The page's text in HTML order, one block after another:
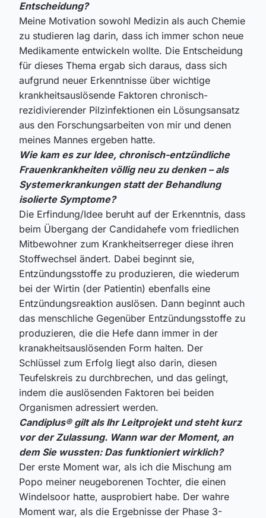
Entscheidung?
Meine Motivation sowohl Medizin als auch Chemie
zu studieren lag darin, dass ich immer schon neue
Medikamente entwickeln wollte. Die Entscheidung
für dieses Thema ergab sich daraus, dass sich
aufgrund neuer Erkenntnisse über wichtige
krankheitsauslösende Faktoren chronisch-
rezidivierender Pilzinfektionen ein Lösungsansatz
aus den Forschungsarbeiten von mir und denen
meines Mannes ergeben hatte.
Wie kam es zur Idee, chronisch-entzündliche
Frauenkrankheiten völlig neu zu denken – als
Systemerkrankungen statt der Behandlung
isolierte Symptome?
Die Erfindung/Idee beruht auf der Erkenntnis, dass
beim Übergang der Candidahefe vom friedlichen
Mitbewohner zum Krankheitserreger diese ihren
Stoffwechsel ändert. Dabei beginnt sie,
Entzündungsstoffe zu produzieren, die wiederum
bei der Wirtin (der Patientin) ebenfalls eine
Entzündungsreaktion auslösen. Dann beginnt auch
das menschliche Gegenüber Entzündungsstoffe zu
produzieren, die die Hefe dann immer in der
kranakheitsauslösenden Form halten. Der
Schlüssel zum Erfolg liegt also darin, diesen
Teufelskreis zu durchbrechen, und das gelingt,
indem die auslösenden Faktoren bei beiden
Organismen adressiert werden.
Candiplus® gilt als Ihr Leitprojekt und steht kurz
vor der Zulassung. Wann war der Moment, an
dem Sie wussten: Das funktioniert wirklich?
Der erste Moment war, als ich die Mischung am
Popo meiner neugeborenen Tochter, die einen
Windelsoor hatte, ausprobiert habe. Der wahre
Moment war, als die Ergebnisse der Phase 3-